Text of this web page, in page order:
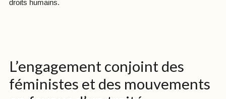
droits humains.
L’engagement conjoint des
féministes et des mouvements